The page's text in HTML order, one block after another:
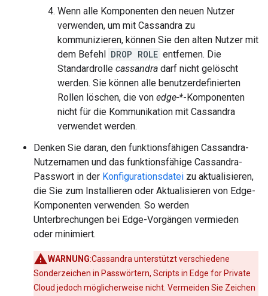
Wenn alle Komponenten den neuen Nutzer
verwenden, um mit Cassandra zu
kommunizieren, können Sie den alten Nutzer mit
dem Befehl DROP ROLE entfernen. Die
Standardrolle cassandra darf nicht gelöscht
werden. Sie können alle benutzerdefinierten
Rollen löschen, die von edge-*-Komponenten
nicht für die Kommunikation mit Cassandra
verwendet werden.
Denken Sie daran, den funktionsfähigen Cassandra-
Nutzernamen und das funktionsfähige Cassandra-
Passwort in der Konfigurationsdatei zu aktualisieren,
die Sie zum Installieren oder Aktualisieren von Edge-
Komponenten verwenden. So werden
Unterbrechungen bei Edge-Vorgängen vermieden
oder minimiert.
WARNUNG:Cassandra unterstützt verschiedene
Sonderzeichen in Passwörtern, Scripts in Edge for Private
Cloud jedoch möglicherweise nicht. Vermeiden Sie Zeichen